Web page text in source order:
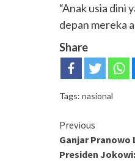
“Anak usia dini
depan mereka
Share
Tags: nasional
Continue
Reading
Previous
Ganjar Pranowo
Presiden